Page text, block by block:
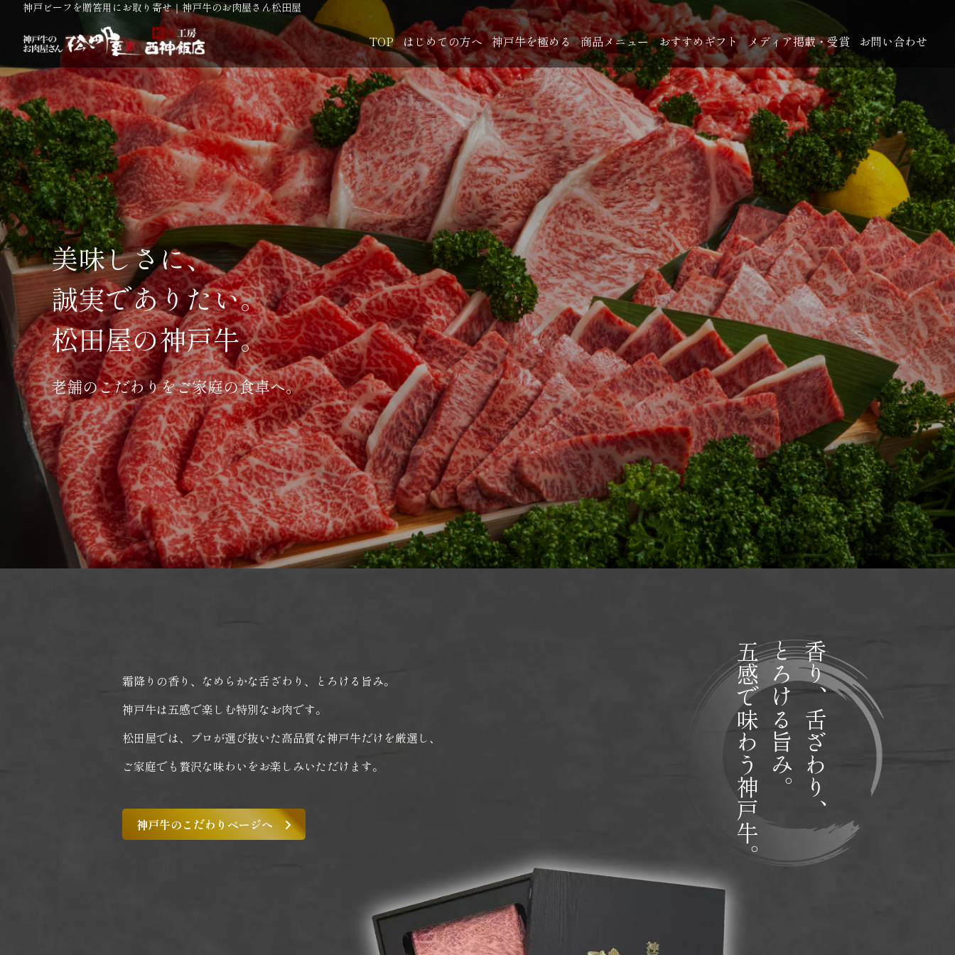
神戸ビーフを贈答用にお取り寄せ｜神戸牛のお肉屋さん松田屋
TOP はじめての方へ 神戸牛を極める 商品メニュー おすすめギフト メディア掲載・受賞 お問い合わせ
美味しさに、
誠実でありたい。
松田屋の神戸牛。
老舗のこだわりをご家庭の食卓へ。
香り、舌ざわり、
とろける旨み。
五感で味わう神戸牛。
霜降りの香り、なめらかな舌ざわり、とろける旨み。
神戸牛は五感で楽しむ特別なお肉です。
松田屋では、プロが選び抜いた高品質な神戸牛だけを厳選し、
ご家庭でも贅沢な味わいをお楽しみいただけます。
神戸牛のこだわりページへ